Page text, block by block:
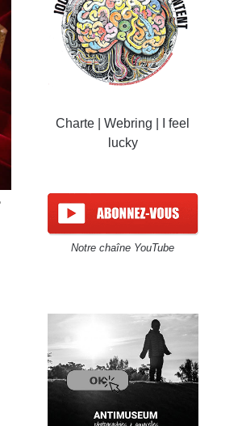
Charte |Webring
I feel
lucky
Notre chaîne YouTube